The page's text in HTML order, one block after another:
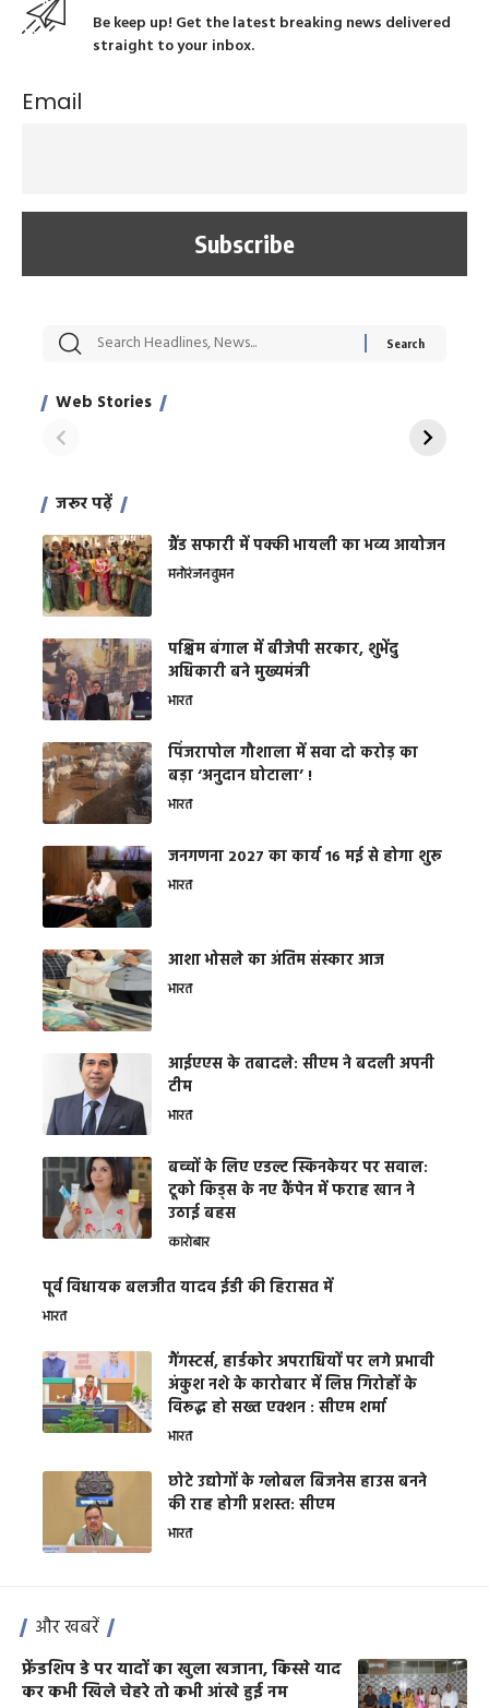
Be keep up! Get the latest breaking news delivered
straight to your inbox.
Email
Web Stories
सट्टेबाजी में अरेस्ट हुए
साहिल खान
रोज एक कच्चे लहसुन
जरूर पढ़ें
ग्रैंड सफारी में पक्की भायली का भव्य आयोजन
मनोरंजनवुमन
पश्चिम बंगाल में बीजेपी सरकार, शुभेंदु
अधिकारी बने मुख्यमंत्री
भारत
​पिंजरापोल गौशाला में सवा दो करोड़ का
बड़ा ‘अनुदान घोटाला’ !
भारत
जनगणना 2027 का कार्य 16 मई से होगा शुरू
भारत
आशा भोसले का अंतिम संस्कार आज
भारत
आईएएस के तबादले: सीएम ने बदली अपनी
टीम
भारत
बच्चों के लिए एडल्ट स्किनकेयर पर सवाल:
टूको किड्स के नए कैंपेन में फराह खान ने
उठाई बहस
कारोबार
पूर्व विधायक बलजीत यादव ईडी की हिरासत में
भारत
गैंगस्टर्स, हार्डकोर अपराधियों पर लगे प्रभावी
अंकुश नशे के कारोबार में लिप्त गिरोहों के
विरूद्ध हो सख्त एक्शन : सीएम शर्मा
भारत
छोटे उद्योगों के ग्लोबल बिजनेस हाउस बनने
की राह होगी प्रशस्त: सीएम
भारत
और खबरें
फ्रेंडशिप डे पर यादों का खुला खजाना, किस्से याद
कर कभी खिले चेहरे तो कभी आंखे हुई नम